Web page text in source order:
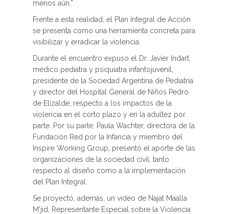
menos aún.”
Frente a esta realidad, el Plan Integral de Acción
se presenta como una herramienta concreta para
visibilizar y erradicar la violencia.
Durante el encuentro expuso el Dr. Javier Indart,
médico pediatra y psiquiatra infantojuvenil,
presidente de la Sociedad Argentina de Pediatría
y director del Hospital General de Niños Pedro
de Elizalde, respecto a los impactos de la
violencia en el corto plazo y en la adultez por
parte. Por su parte, Paula Wachter, directora de la
Fundación Red por la Infancia y miembro del
Inspire Working Group, presentó el aporte de las
organizaciones de la sociedad civil, tanto
respecto al diseño como a la implementación
del Plan Integral.
Se proyectó, además, un video de Najat Maalla
M'jid, Representante Especial sobre la Violencia